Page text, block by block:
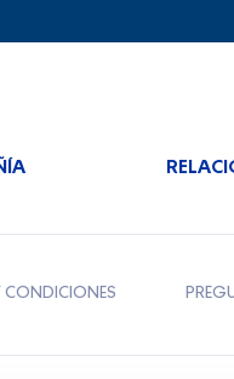
CONDICIONES